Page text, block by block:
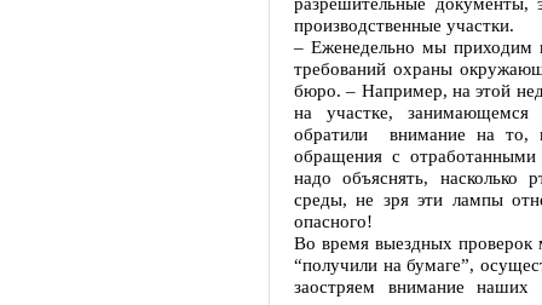
производственные участки.
– Еженедельно мы приходим
требований охраны
бюро. – Например, на этой
на участке, занимающемся
обратили внимание на то,
обращения с
надо объяснять, насколько
среды, не зря эти лампы
опасного!
Во время выездных
“получили на бумаге”,
заостряем внимание